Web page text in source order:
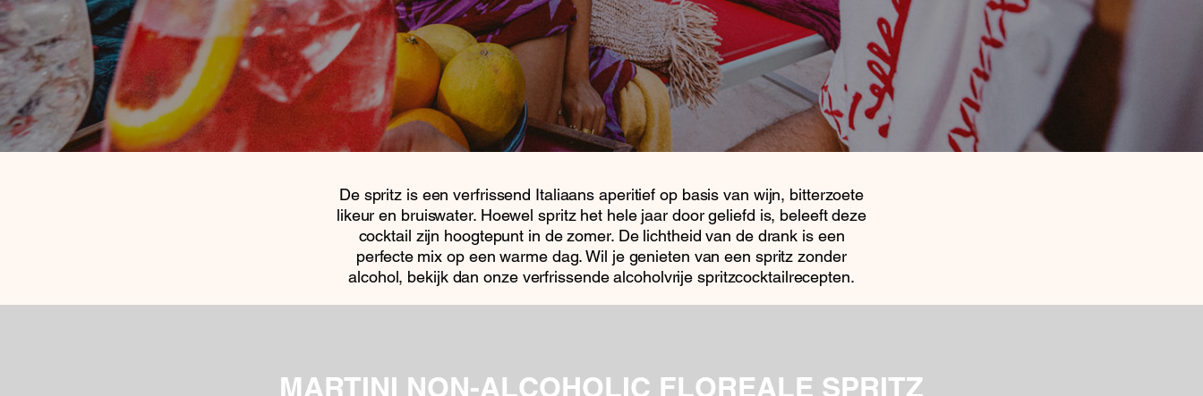
De spritz is een verfrissend Italiaans aperitief op basis van wijn, bitterzoete
likeur en bruiswater. Hoewel spritz het hele jaar door geliefd is, beleeft deze
cocktail zijn hoogtepunt in de zomer. De lichtheid van de drank is een
perfecte mix op een warme dag. Wil je genieten van een spritz zonder
alcohol, bekijk dan onze verfrissende alcoholvrije spritzcocktailrecepten.